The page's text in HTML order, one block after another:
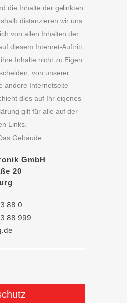
GmbH
20
88 0
88 999
die Inhalte der gelinkten
distanzieren wir uns
von allen Inhalten der
diesem Internet-Auftritt
Inhalte nicht zu Eigen.
von unserer
andere Internetseite
dies auf Ihr eigenes
gilt für alle auf der
Links.